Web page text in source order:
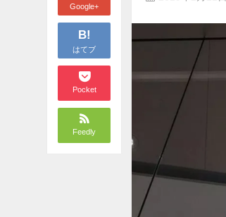
Google+
B!
はてブ
Pocket
Feedly